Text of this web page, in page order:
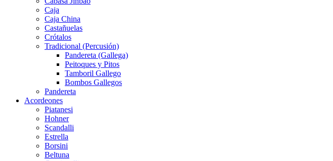
Caja
Caja China
Castañuelas
Crótalos
Tradicional (Percusión)
Pandereta (Gallega)
Peitoques y Pitos
Tamboril Gallego
Bombos Gallegos
Pandereta
Acordeones
Piatanesi
Hohner
Scandalli
Estrella
Borsini
Beltuna